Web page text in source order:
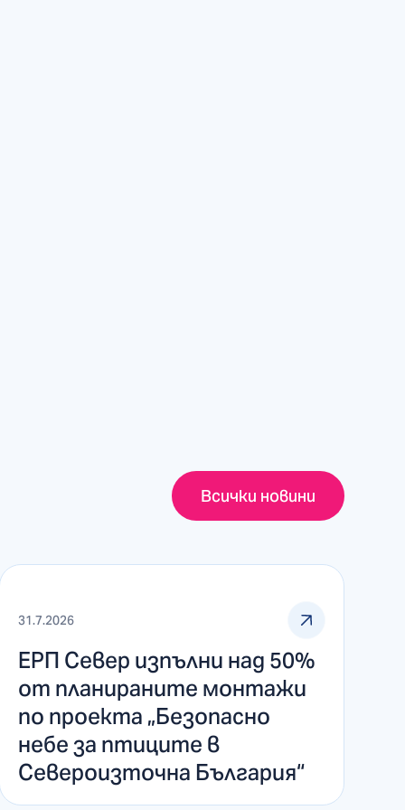
Всички новини
31.7.2026
ЕРП Север изпълни над 50%
от планираните монтажи
по проекта „Безопасно
небе за птиците в
Североизточна България“